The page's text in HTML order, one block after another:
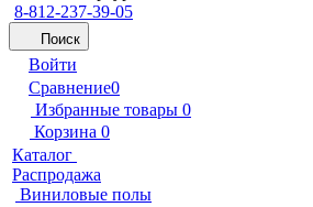
8-812-237-39-05
Поиск
Войти
Сравнение0
Избранные товары 0
Корзина 0
Каталог
Распродажа
Виниловые полы